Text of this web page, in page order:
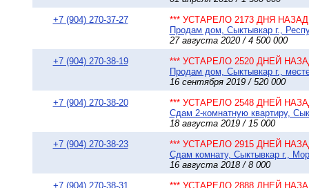
+7 (904) 270-37-27
*** УСТАРЕЛО 2173 ДНЯ НАЗАД
Продам дом, Сыктывкар г.,
27 августа 2020 / 4 500 000
+7 (904) 270-38-19
*** УСТАРЕЛО 2520 ДНЕЙ
Продам дом, Сыктывкар г.,
16 сентября 2019 / 520 000
+7 (904) 270-38-20
*** УСТАРЕЛО 2548 ДНЕЙ
Сдам 2-комнатную квартиру,
18 августа 2019 / 15 000
+7 (904) 270-38-23
*** УСТАРЕЛО 2915 ДНЕЙ
Сдам комнату, Сыктывкар г.,
16 августа 2018 / 8 000
+7 (904) 270-38-31
*** УСТАРЕЛО 2888 ДНЕЙ